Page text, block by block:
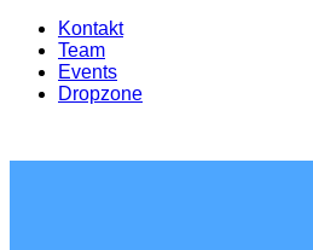
Kontakt
Team
Events
Dropzone